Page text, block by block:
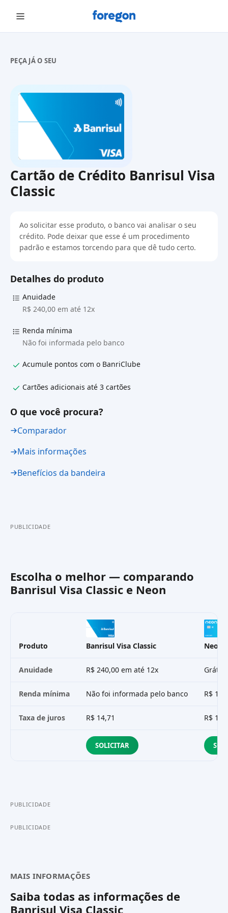
Foregon.com
PEÇA JÁ O SEU
Cartão de Crédito Banrisul Visa
Classic
Ao solicitar esse produto, o banco vai analisar o seu
crédito. Pode deixar que esse é um procedimento
padrão e estamos torcendo para que dê tudo certo.
Detalhes do produto
Anuidade
R$ 240,00 em até 12x
Renda mínima
Não foi informada pelo banco
Acumule pontos com o BanriClube
Cartões adicionais até 3 cartões
O que você procura?
Comparador
Mais informações
Benefícios da bandeira
PUBLICIDADE
Escolha o melhor — comparando
Banrisul Visa Classic e Neon
Produto Banrisul Visa Classic Neon
Anuidade R$ 240,00 em até 12x Grátis
Renda mínima Não foi informada pelo banco R$
Taxa de juros R$ 14,71 R$
SOLICITAR
PUBLICIDADE
PUBLICIDADE
MAIS INFORMAÇÕES
Saiba todas as informações de
Banrisul Visa Classic